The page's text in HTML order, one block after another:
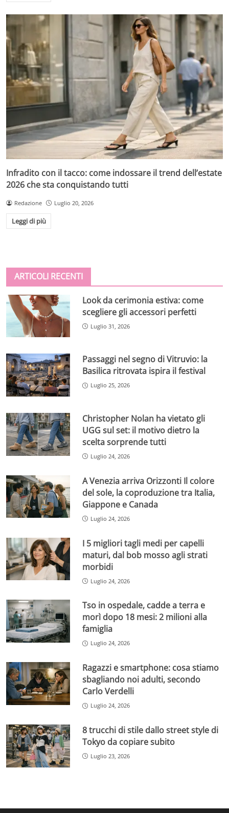
Infradito con il tacco: come indossare il trend dell’estate
2026 che sta conquistando tutti
Redazione Luglio 20, 2026
Leggi di più
ARTICOLI RECENTI
Look da cerimonia estiva: come
scegliere gli accessori perfetti
Luglio 31, 2026
Passaggi nel segno di Vitruvio: la
Basilica ritrovata ispira il festival
Luglio 25, 2026
Christopher Nolan ha vietato gli
UGG sul set: il motivo dietro la
scelta sorprende tutti
Luglio 24, 2026
A Venezia arriva Orizzonti Il colore
del sole, la coproduzione tra Italia,
Giappone e Canada
Luglio 24, 2026
I 5 migliori tagli medi per capelli
maturi, dal bob mosso agli strati
morbidi
Luglio 24, 2026
Tso in ospedale, cadde a terra e
morì dopo 18 mesi: 2 milioni alla
famiglia
Luglio 24, 2026
Ragazzi e smartphone: cosa stiamo
sbagliando noi adulti, secondo
Carlo Verdelli
Luglio 24, 2026
8 trucchi di stile dallo street style di
Tokyo da copiare subito
Luglio 23, 2026